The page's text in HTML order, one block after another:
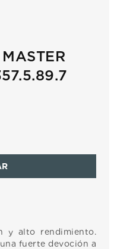
y alto rendimiento.
fuerte devoción a